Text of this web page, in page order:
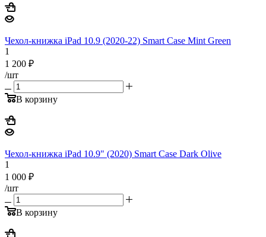
Чехол-книжка iPad 10.9 (2020-22) Smart Case Mint Green
1
1 200 ₽
/шт
В корзину
Чехол-книжка iPad 10.9" (2020) Smart Case Dark Olive
1
1 000 ₽
/шт
В корзину